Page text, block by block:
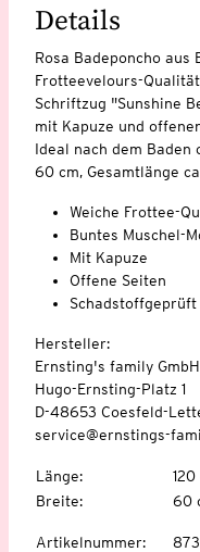
Details
Rosa Badeponcho
Frotteevelours-
Schriftzug "Sunshine
mit Kapuze und
Ideal nach dem Baden
60 cm, Gesamtlänge
Weiche Frottee-
Buntes Muschel-
Mit Kapuze
Offene Seiten
Schadstoffgeprüft
Hersteller:
Ernsting's family GmbH
Hugo-Ernsting-Platz 1
D-48653 Coesfeld-
service@ernstings-
Länge:
120
Breite: 60
Artikelnummer: